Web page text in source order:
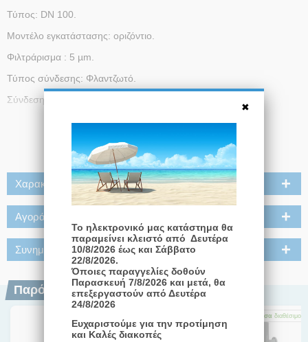
Τύπος: DN 100.
Μοντέλο εγκατάστασης: οριζόντιο.
Φιλτράρισμα : 5 µm.
Τύπος σύνδεσης: Φλαντζωτό.
Σύνδεση συστήματος: DN 100.
Μέγιστη πίεση λειτουργίας: 10 bar.
Μέγιστη θερμοκρασία λειτουργίας: 110 °C
Διαβάστε Περισσότερα
Χαρακτηριστικά
Αγοράστε μαζί
Συνημμένα
Παρόμοια Προϊόντα
Άμεσα διαθέσιμο
Το ηλεκτρονικό μας κατάστημα θα
παραμείνει κλειστό από Δευτέρα
10/8/2026 έως και Σάββατο
22/8/2026.
Όποιες παραγγελίες δοθούν
Παρασκευή 7/8/2026 και μετά, θα
επεξεργαστούν από Δευτέρα
24/8/2026
Ευχαριστούμε για την προτίμηση
και Καλές διακοπές